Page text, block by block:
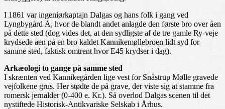
I 1861 var ingeniørkaptajn Dalgas og hans folk i gang ved
Lyngbygård Å, hvor de blandt andet anlagde den første bro over åen
på dette sted (dog vides det, at den sydligste af de tre gamle Ry-veje
krydsede åen på en bro kaldet Kannikemøllebroen lidt syd for
samme sted, faktisk omtrent hvor E45 krydser i dag).
Arkæologi to gange på samme sted
I skrænten ved Kannikegården lige vest for Snåstrup Mølle gravede
vejfolkene grus. Her stødte de på grave, der viste sig at stamme fra
romersk jernalder (0-400 e. Kr.). Så overlod Dalgas scenen til det
nystiftede Historisk-Antikvariske Selskab i Århus.